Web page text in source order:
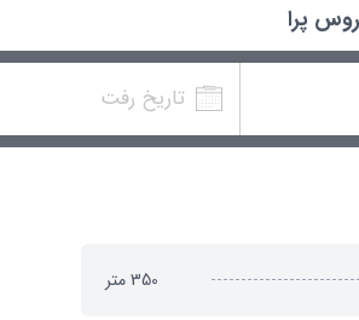
پرا
تاریخ رفت
350متر